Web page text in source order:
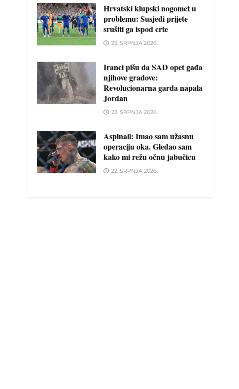
Hrvatski klupski nogomet u
problemu: Susjedi prijete
srušiti ga ispod crte
23. SRPNJA 2026.
Iranci pišu da SAD opet gađa
njihove gradove:
Revolucionarna garda napala
Jordan
22. SRPNJA 2026.
Aspinall: Imao sam užasnu
operaciju oka. Gledao sam
kako mi režu očnu jabučicu
22. SRPNJA 2026.